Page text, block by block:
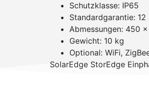
Schutzklasse: IP65
Standardgarantie: 12
Abmessungen: 450
Gewicht: 10 kg
Optional: WiFi,
SolarEdge StorEdge